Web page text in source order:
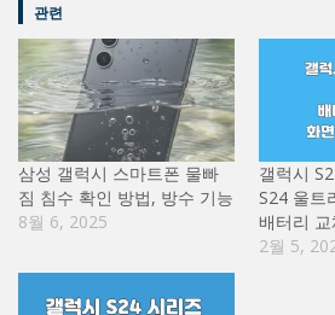
관련
삼성 갤럭시 스마트폰 물빠
짐 침수 확인 방법, 방수 기능
8월 6, 2025
갤럭시
S24 울트
배터리
2월 5,